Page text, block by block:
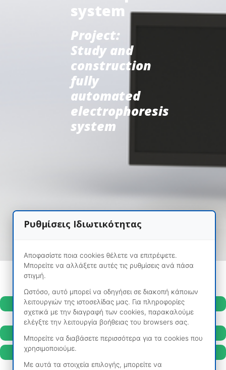
system
Project:
Study and
construction
fully
automated
electrophoresis
system
About the Project
Project Partners
Deliverables & Downloads
Ρυθμίσεις Ιδιωτικότητας
Αποφασίστε ποια cookies θέλετε να επιτρέψετε.
Μπορείτε να αλλάξετε αυτές τις ρυθμίσεις ανά πάσα
στιγμή.
Ωστόσο, αυτό μπορεί να οδηγήσει σε διακοπή κάποιων
λειτουργιών της ιστοσελίδας μας. Για πληροφορίες
σχετικά με την διαγραφή των cookies, παρακαλούμε
ελέγξτε την λειτουργία βοήθειας του browsers σας.
Μπορείτε να διαβάσετε περισσότερα για τα cookies που
χρησιμοποιούμε.
Με αυτά τα στοιχεία επιλογής, μπορείτε να